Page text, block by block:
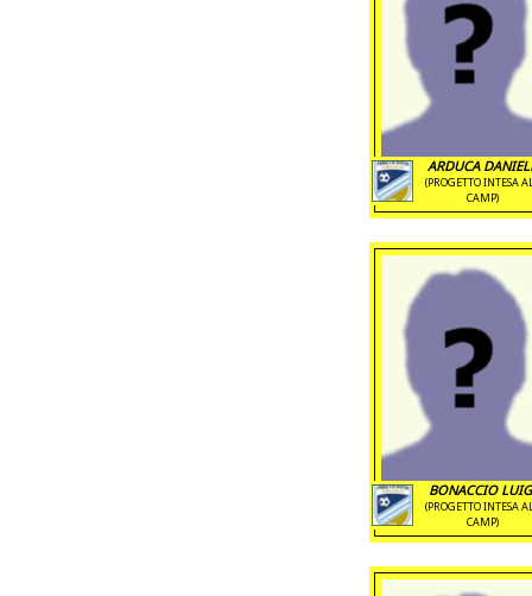
ARDUCA
(PROGETTO INTESA
CAMP)
BONACCIO
(PROGETTO INTESA
CAMP)